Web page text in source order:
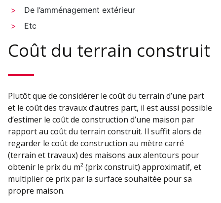
De l’amménagement extérieur
Etc
Coût du terrain construit
Plutôt que de considérer le coût du terrain d’une part
et le coût des travaux d’autres part, il est aussi possible
d’estimer le coût de construction d’une maison par
rapport au coût du terrain construit. Il suffit alors de
regarder le coût de construction au mètre carré
(terrain et travaux) des maisons aux alentours pour
obtenir le prix du m² (prix construit) approximatif, et
multiplier ce prix par la surface souhaitée pour sa
propre maison.